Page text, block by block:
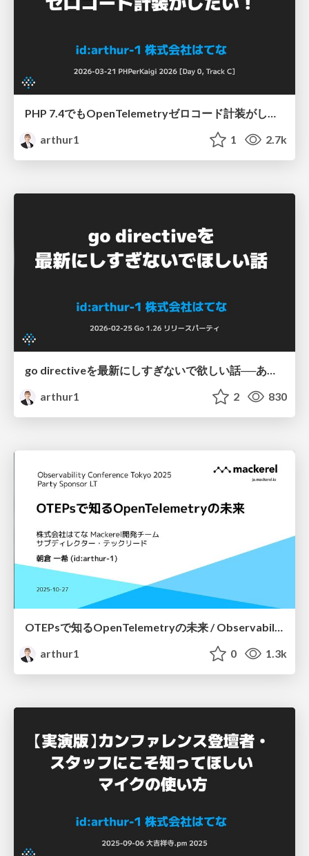
arthur1
1 2.7k
go directiveを最新にしすぎないで欲しい話──あるいは、Go 1.26からgo mod initで作られるgo directiveの値が変わる話 / Go 1.26 リリースパーティ
arthur1
2 830
OTEPsで知るOpenTelemetryの未来 / Observability Conference Tokyo 2025
arthur1
0 1.3k